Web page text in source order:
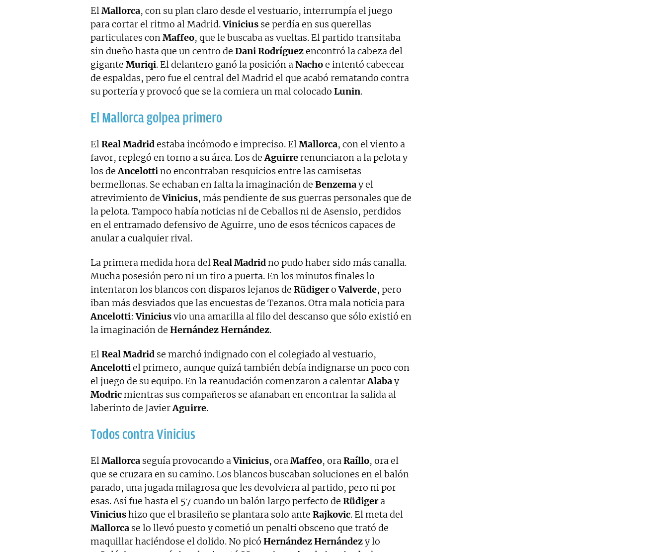
ElMallorca, con su plan claro desde el vestuario, interrumpía el juego
para cortar el ritmo al Madrid.Vinicius se perdía en sus querellas
particulares conMaffeo, que le buscaba as vueltas. El partido transitaba
sin dueño hasta que un centro de Dani Rodríguezencontró la cabeza del
gigante Muriqi. El delantero ganó la posición aNachoe intentó cabecear
de espaldas, pero fue el central del Madrid el que acabó rematando contra
su portería y provocó que se la comiera un mal colocado Lunin.
El Mallorca golpea primero
ElReal Madridestaba incómodo e impreciso. ElMallorca, con el viento a
favor, replegó en torno a su área. Los deAguirrerenunciaron a la pelota y
los deAncelottino encontraban resquicios entre las camisetas
bermellonas. Se echaban en falta la imaginación de Benzemay el
atrevimiento deVinicius, más pendiente de sus guerras personales que de
la pelota. Tampoco había noticias ni de Ceballos ni de Asensio, perdidos
en el entramado defensivo de Aguirre, uno de esos técnicos capaces de
anular a cualquier rival.
La primera medida hora delReal Madridno pudo haber sido más canalla.
Mucha posesión pero ni un tiro a puerta. En los minutos finales lo
intentaron los blancos con disparos lejanos de RüdigeroValverde, pero
iban más desviados que las encuestas de Tezanos. Otra mala noticia para
Ancelotti:Viniciusvio una amarilla al filo del descanso que sólo existió en
la imaginación de Hernández Hernández.
ElReal Madrid se marchó indignado con el colegiado al vestuario,
Ancelottiel primero, aunque quizá también debía indignarse un poco con
el juego de su equipo. En la reanudación comenzaron a calentarAlabay
Modricmientras sus compañeros se afanaban en encontrar la salida al
laberinto de JavierAguirre.
Todos contra Vinicius
ElMallorca seguía provocando aVinicius, oraMaffeo, oraRaíllo, ora el
que se cruzara en su camino. Los blancos buscaban soluciones en el balón
parado, una jugada milagrosa que les devolviera al partido, pero ni por
esas. Así fue hasta el 57 cuando un balón largo perfecto de Rüdigera
Viniciushizo que el brasileño se plantara solo ante Rajkovic. El meta del
Mallorca se lo llevó puesto y cometió un penalti obsceno que trató de
maquillar haciéndose el dolido. No picó Hernández Hernándezy lo